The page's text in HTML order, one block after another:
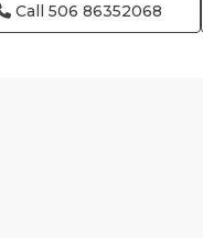
Call 506 86352068